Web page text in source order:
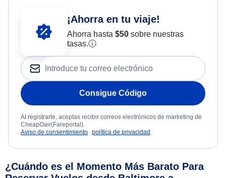
¡Ahorra en tu viaje!
Ahorra hasta $50sobre nuestras
tasas.ⓘ
Consigue Código
Al registrarte, aceptas recibir correos electrónicos de marketing de
CheapOair(Fareportal).
Aviso de consentimiento política de privacidad
¿Cuándo es el Momento Más Barato Para